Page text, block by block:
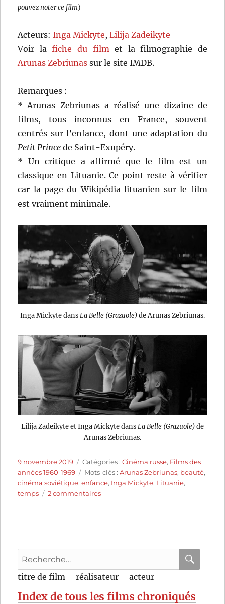
pouvez noter ce film)
Acteurs:Inga Mickyte,Lilija Zadeikyte
Voir lafiche du filmet la filmographie de
Arunas Zebriunas sur le site IMDB.
Remarques :
* Arunas Zebriunas a réalisé une dizaine de
films, tous inconnus en France, souvent
centrés sur l’enfance, dont une adaptation du
Petit Prince de Saint-Exupéry.
* Un critique a affirmé que le film est un
classique en Lituanie. Ce point reste à vérifier
car la page du Wikipédia lituanien sur le film
est vraiment minimale.
Inga Mickyte dans La Belle (Grazuole)de Arunas Zebriunas.
Lilija Zadeikyte et Inga Mickyte dans La Belle (Grazuole)de
Arunas Zebriunas.
Publié
le
9 novembre 2019 Catégories
Catégories :Cinéma russe, Films des
années 1960-1969
Étiquettes
Mots-clés :Arunas Zebriunas, beauté,
cinéma soviétique,enfance, Inga Mickyte, Lituanie,
temps
2 commentairessur
La
Recherche
pour
:
titre de film – réalisateur – acteur
Index de tous les films chroniqués